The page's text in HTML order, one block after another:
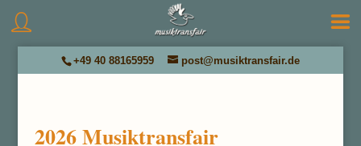
+49 40 88165959 post@musiktransfair.de
2026 Musiktransfair